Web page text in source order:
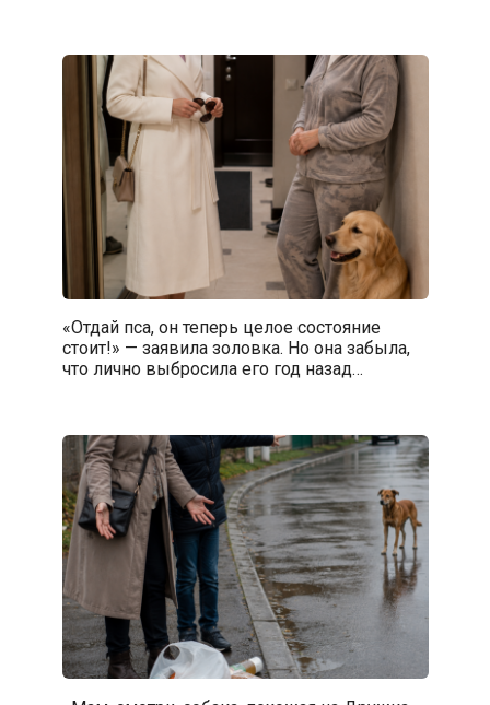
«Отдай пса, он теперь целое состояние
стоит!» — заявила золовка. Но она забыла,
что лично выбросила его год назад…